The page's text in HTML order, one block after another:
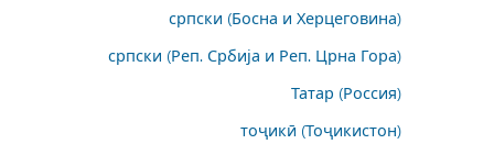
српски (Босна и Херцеговина)
српски (Реп. Србија и Реп. Црна Гора)
Татар (Россия)
тоҷикӣ (Тоҷикистон)